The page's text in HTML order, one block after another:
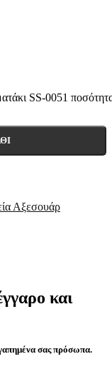
SS-0051
Αξεσουάρ
και
σας πρόσωπα.